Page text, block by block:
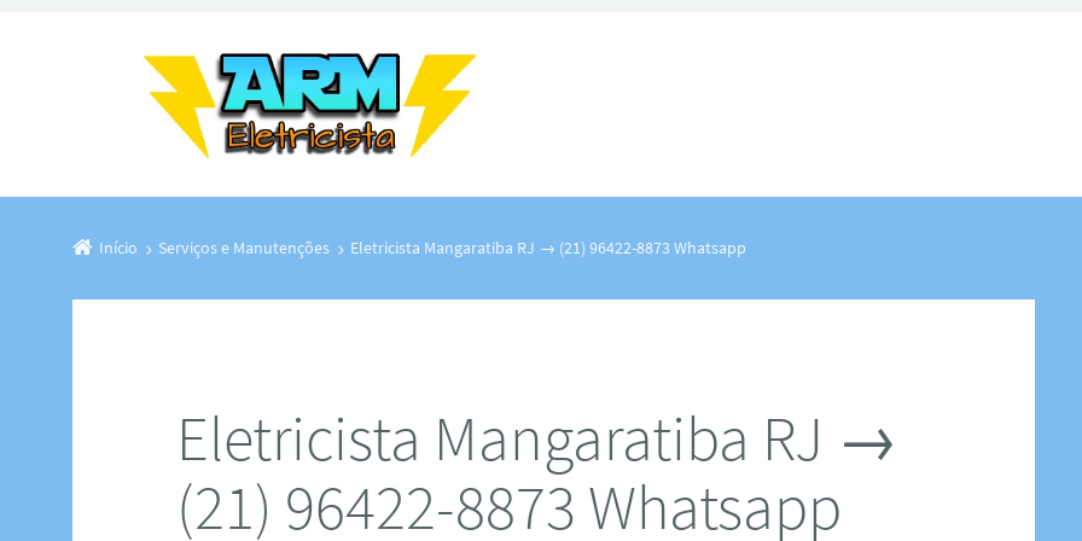
Início Serviços e Manutenções Eletricista Mangaratiba RJ → (21) 96422-8873 Whatsapp
Eletricista Mangaratiba RJ →
(21) 96422-8873 Whatsapp